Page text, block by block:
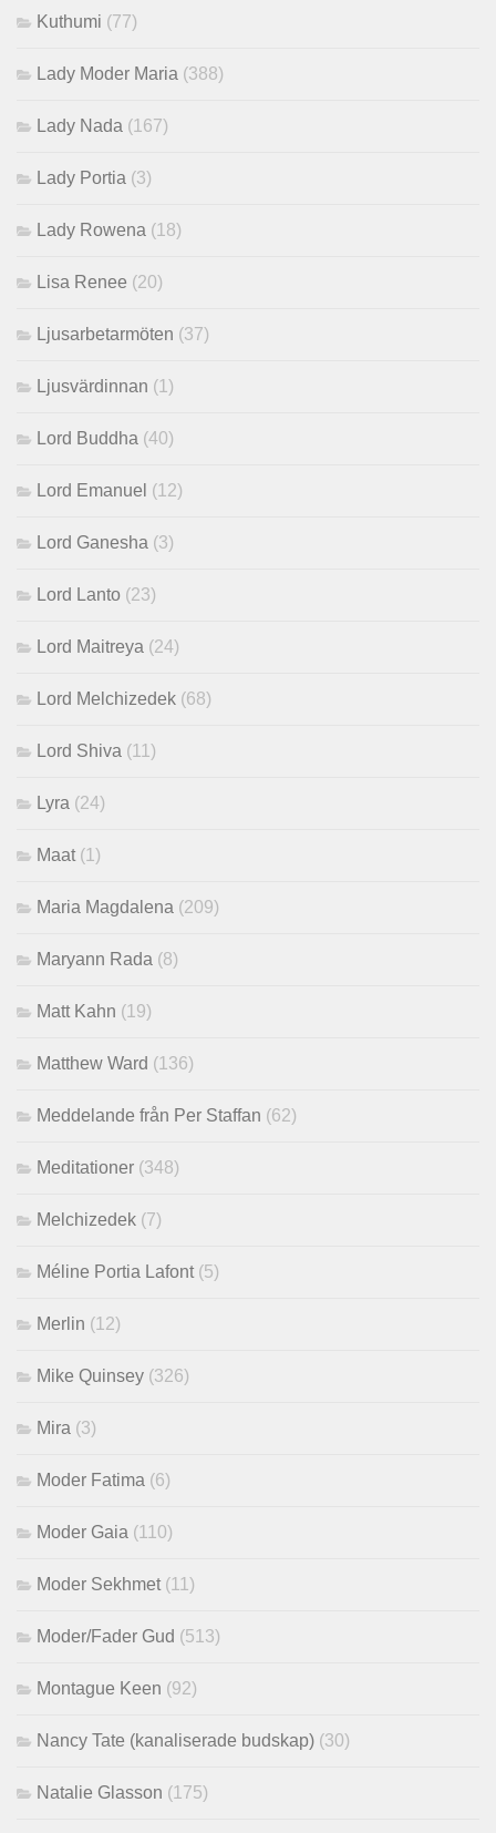
Kuthumi (77)
Lady Moder Maria (388)
Lady Nada (167)
Lady Portia (3)
Lady Rowena (18)
Lisa Renee (20)
Ljusarbetarmöten (37)
Ljusvärdinnan (1)
Lord Buddha (40)
Lord Emanuel (12)
Lord Ganesha (3)
Lord Lanto (23)
Lord Maitreya (24)
Lord Melchizedek (68)
Lord Shiva (11)
Lyra (24)
Maat (1)
Maria Magdalena (209)
Maryann Rada (8)
Matt Kahn (19)
Matthew Ward (136)
Meddelande från Per Staffan (62)
Meditationer (348)
Melchizedek (7)
Méline Portia Lafont (5)
Merlin (12)
Mike Quinsey (326)
Mira (3)
Moder Fatima (6)
Moder Gaia (110)
Moder Sekhmet (11)
Moder/Fader Gud (513)
Montague Keen (92)
Nancy Tate (kanaliserade budskap) (30)
Natalie Glasson (175)